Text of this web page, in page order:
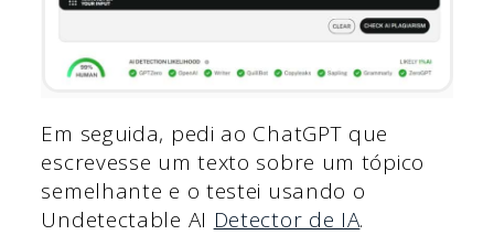
Em seguida, pedi ao ChatGPT que
escrevesse um texto sobre um tópico
semelhante e o testei usando o
Undetectable AI Detector de IA.